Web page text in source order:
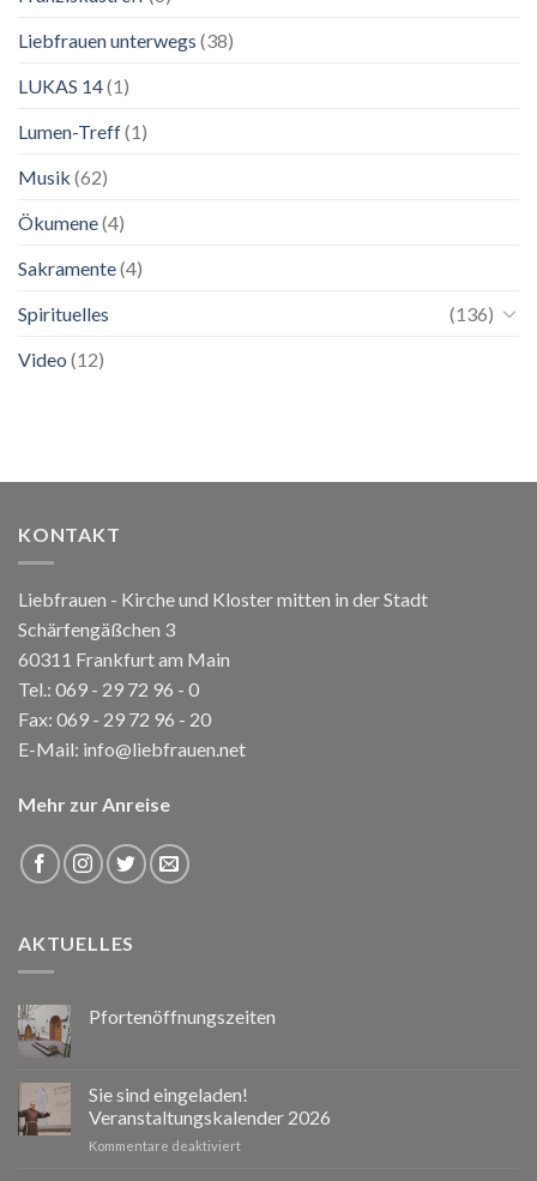
Liebfrauen unterwegs (38)
LUKAS 14(1)
Lumen-Treff(1)
Musik (62)
Ökumene(4)
Sakramente(4)
Spirituelles
(136)
Video (12)
KONTAKT
Liebfrauen - Kirche und Kloster mitten in der Stadt
Schärfengäßchen 3
60311 Frankfurt am Main
Tel.: 069 - 29 72 96 - 0
Fax: 069 - 29 72 96 - 20
E-Mail: info@liebfrauen.net
Mehr zur Anreise
AKTUELLES
Pfortenöffnungszeiten
Sie sind eingeladen!
Veranstaltungskalender 2026
Kommentare deaktiviertfür